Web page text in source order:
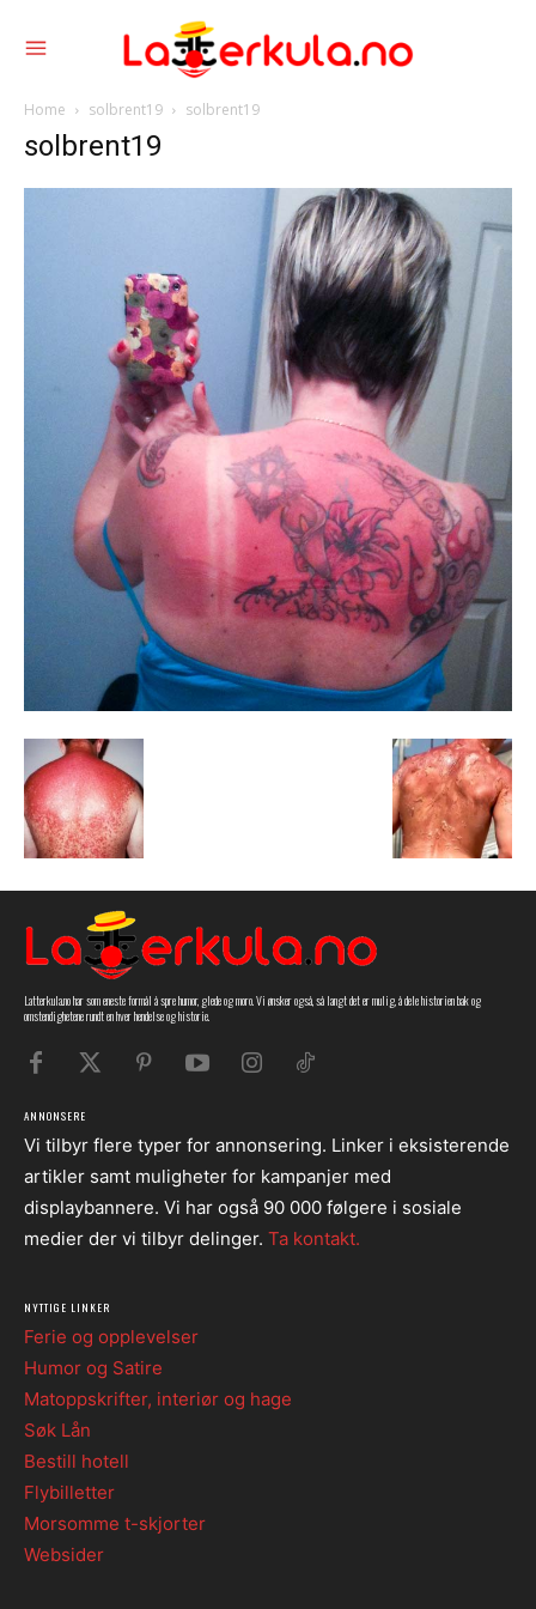
Home solbrent19 solbrent19
solbrent19
Latterkula.no har som eneste formål å spre humor, glede og moro. Vi ønsker også, så langt det er mulig, å dele historien bak og
omstendighetene rundt en hver hendelse og historie.
ANNONSERE
Vi tilbyr flere typer for annonsering. Linker i eksisterende
artikler samt muligheter for kampanjer med
displaybannere. Vi har også 90 000 følgere i sosiale
medier der vi tilbyr delinger. Ta kontakt.
NYTTIGE LINKER
Ferie og opplevelser
Humor og Satire
Matoppskrifter, interiør og hage
Søk Lån
Bestill hotell
Flybilletter
Morsomme t-skjorter
Websider